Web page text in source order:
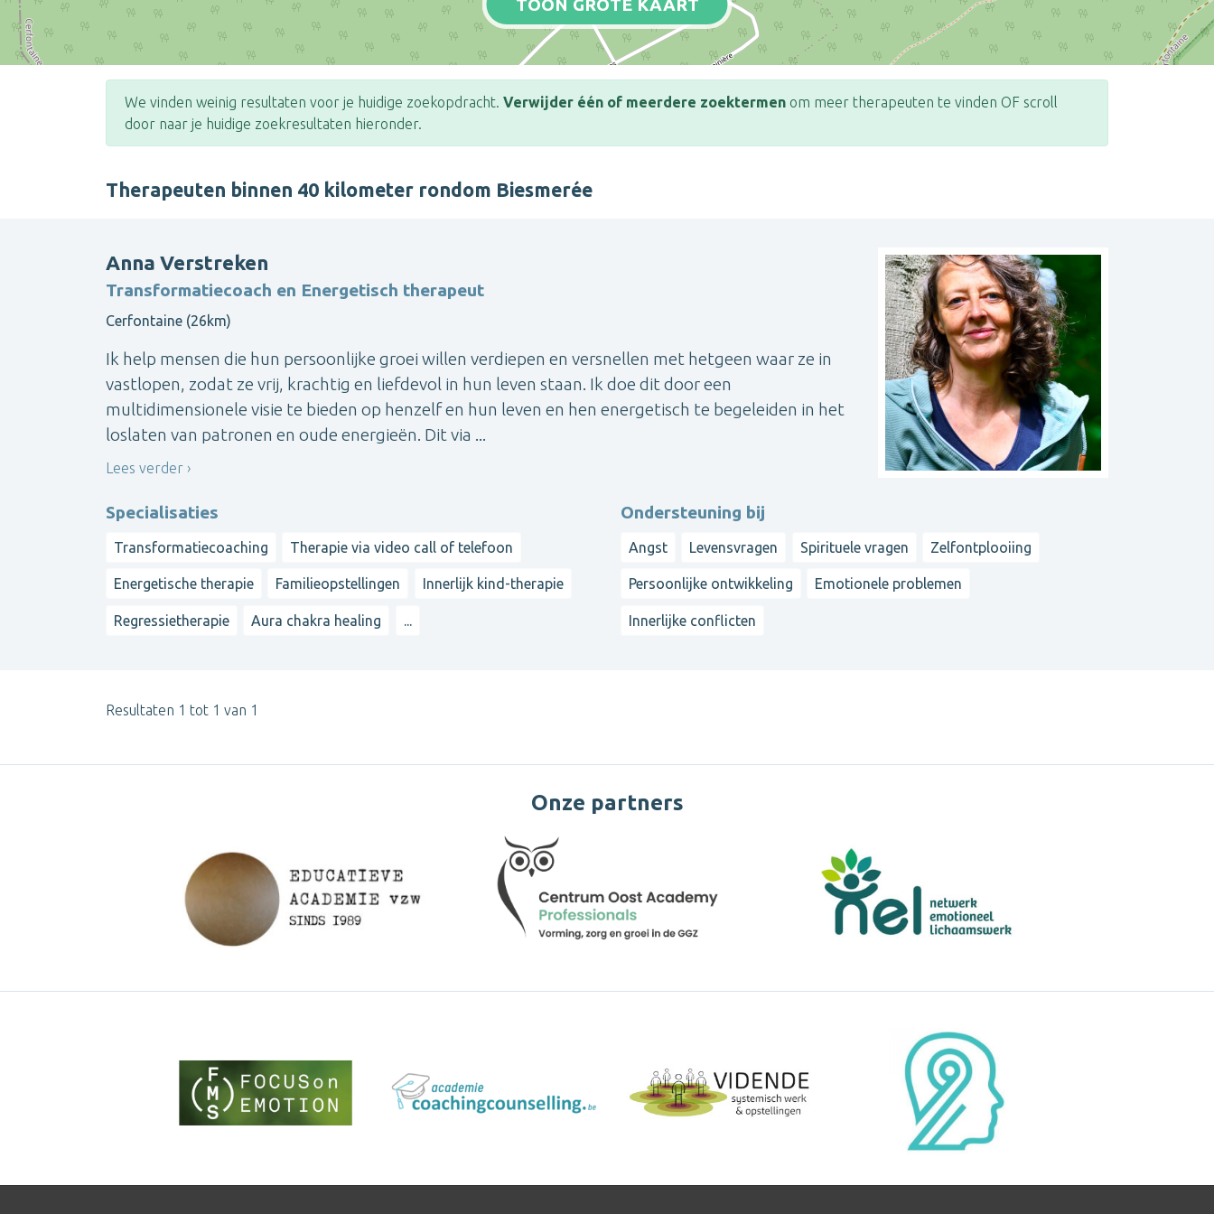
TOON GROTE KAART
We vinden weinig resultaten voor je huidige zoekopdracht. Verwijder één of meerdere zoektermen om meer therapeuten te vinden OF scroll
door naar je huidige zoekresultaten hieronder.
Therapeuten binnen 40 kilometer rondom Biesmerée
Anna Verstreken
Transformatiecoach en Energetisch therapeut
Cerfontaine (26km)
Ik help mensen die hun persoonlijke groei willen verdiepen en versnellen met hetgeen waar ze in
vastlopen, zodat ze vrij, krachtig en liefdevol in hun leven staan. Ik doe dit door een
multidimensionele visie te bieden op henzelf en hun leven en hen energetisch te begeleiden in het
loslaten van patronen en oude energieën. Dit via ...
Lees verder
Specialisaties
Transformatiecoaching Therapie via video call of telefoon
Energetische therapie Familieopstellingen Innerlijk kind-therapie
Regressietherapie Aura chakra healing
Ondersteuning bij
Angst Levensvragen Spirituele vragen Zelfontplooiing
Persoonlijke ontwikkeling Emotionele problemen
Innerlijke conflicten
Resultaten 1 tot 1 van 1
Onze partners